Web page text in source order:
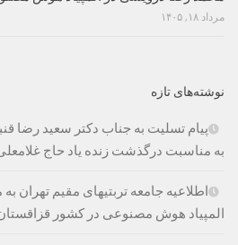
مرداد ۱۸, ۱۴۰۵
نوشته‌های تازه
پیام تسلیت به جناب دکتر سعید رضا
به مناسبت درگذشت زنده یاد حاج
اطلاعیه جامعه تربتیهای مقیم
المپیاد هوش مصنوعی در کشور